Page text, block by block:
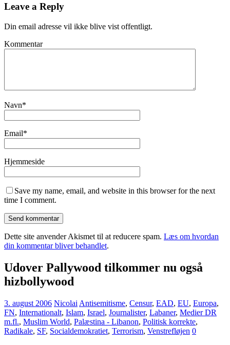
Leave a Reply
Din email adresse vil ikke blive vist offentligt.
Kommentar
Navn*
Email*
Hjemmeside
Save my name, email, and website in this browser for the next
time I comment.
Dette site anvender Akismet til at reducere spam. Læs om hvordan
din kommentar bliver behandlet.
Udover Pallywood tilkommer nu også
hizbollywood
3. august 2006 Nicolai Antisemitisme, Censur, EAD, EU, Europa,
FN, Internationalt, Islam, Israel, Journalister, Labaner, Medier DR
m.fl., Muslim World, Palæstina - Libanon, Politisk korrekte,
Radikale, SF, Socialdemokratiet, Terrorism, Venstrefløjen 0